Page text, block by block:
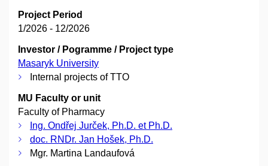
Project Period
1/2026 - 12/2026
Investor / Pogramme / Project type
Masaryk University
Internal projects of TTO
MU Faculty or unit
Faculty of Pharmacy
Ing. Ondřej Jurček, Ph.D. et Ph.D.
doc. RNDr. Jan Hošek, Ph.D.
Mgr. Martina Landaufová